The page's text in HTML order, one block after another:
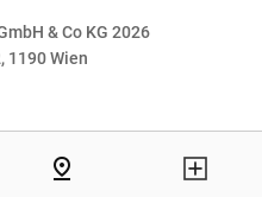
& Co KG 2026
1190 Wien
pin_drop